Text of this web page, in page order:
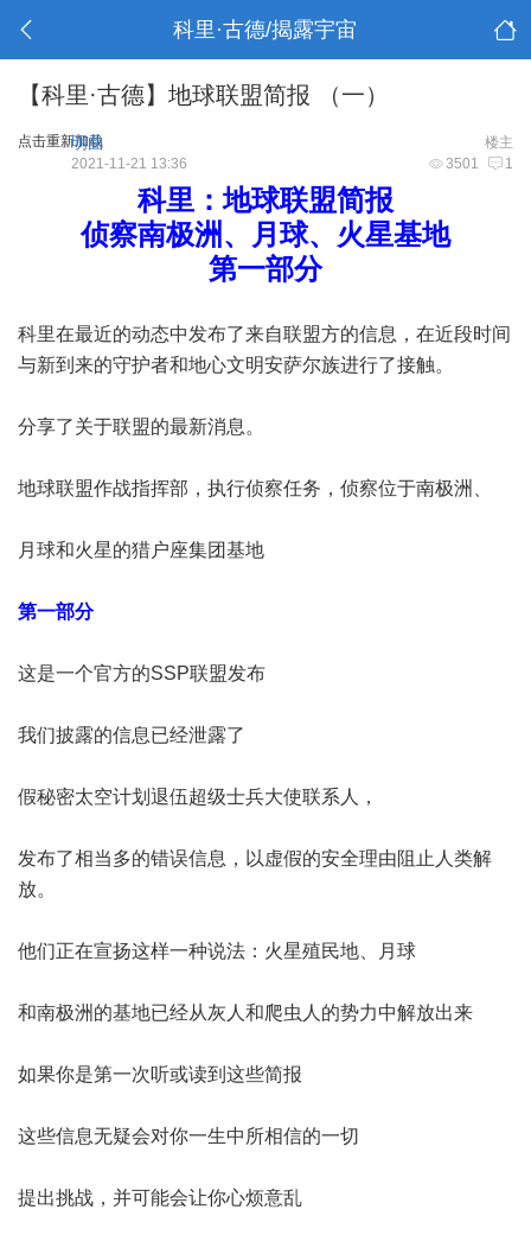
科里·古德/揭露宇宙
【科里·古德】地球联盟简报 （一）
点击重新加载 楼主
明曲
3501 1
2021-11-21 13:36
科里：地球联盟简报
侦察南极洲、月球、火星基地
第一部分
科里在最近的动态中发布了来自联盟方的信息，在近段时间
与新到来的守护者和地心文明安萨尔族进行了接触。
分享了关于联盟的最新消息。
地球联盟作战指挥部，执行侦察任务，侦察位于南极洲、
月球和火星的猎户座集团基地
第一部分
这是一个官方的SSP联盟发布
我们披露的信息已经泄露了
假秘密太空计划退伍超级士兵大使联系人，
发布了相当多的错误信息，以虚假的安全理由阻止人类解
放。
他们正在宣扬这样一种说法：火星殖民地、月球
和南极洲的基地已经从灰人和爬虫人的势力中解放出来
如果你是第一次听或读到这些简报
这些信息无疑会对你一生中所相信的一切
提出挑战，并可能会让你心烦意乱